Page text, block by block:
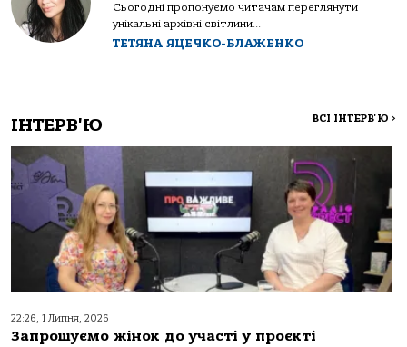
Сьогодні пропонуємо читачам переглянути
унікальні архівні світлини...
ТЕТЯНА ЯЦЕЧКО-БЛАЖЕНКО
ІНТЕРВ'Ю ВСІ ІНТЕРВ'Ю >
22:26, 1 Липня, 2026
Запрошуємо жінок до участі у проєкті